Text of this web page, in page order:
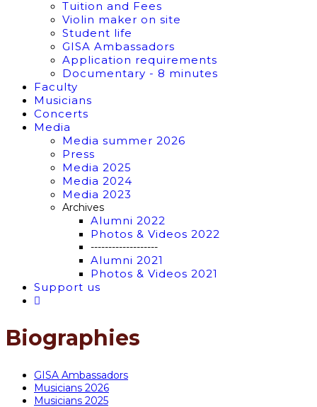
Tuition and Fees
Violin maker on site
Student life
GISA Ambassadors
Application requirements
Documentary - 8 minutes
Faculty
Musicians
Concerts
Media
Media summer 2026
Press
Media 2025
Media 2024
Media 2023
Archives
Alumni 2022
Photos & Videos 2022
-------------------
Alumni 2021
Photos & Videos 2021
Support us
Biographies
GISA Ambassadors
Musicians 2026
Musicians 2025